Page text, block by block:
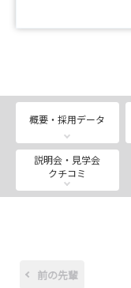
開催日時：2026
2026年9月16
～16：00
2026年10月14
00～16：00
※上記いずれ
※定員に達した
概要・採用データ
説明会・見学会
クチコミ
前の先輩